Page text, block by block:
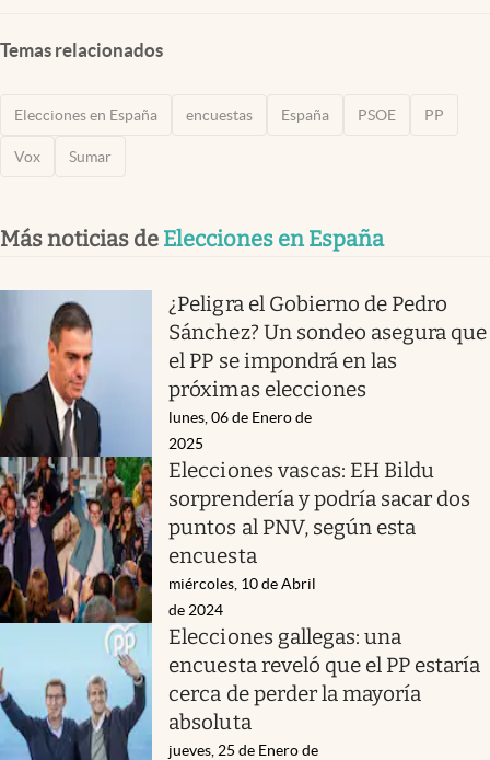
Temas relacionados
Elecciones en España encuestas España PSOE PP
Vox Sumar
Más noticias de Elecciones en España
¿Peligra el Gobierno de Pedro
Sánchez? Un sondeo asegura que
el PP se impondrá en las
próximas elecciones
lunes, 06 de Enero de
2025
Elecciones vascas: EH Bildu
sorprendería y podría sacar dos
puntos al PNV, según esta
encuesta
miércoles, 10 de Abril
de 2024
Elecciones gallegas: una
encuesta reveló que el PP estaría
cerca de perder la mayoría
absoluta
jueves, 25 de Enero de